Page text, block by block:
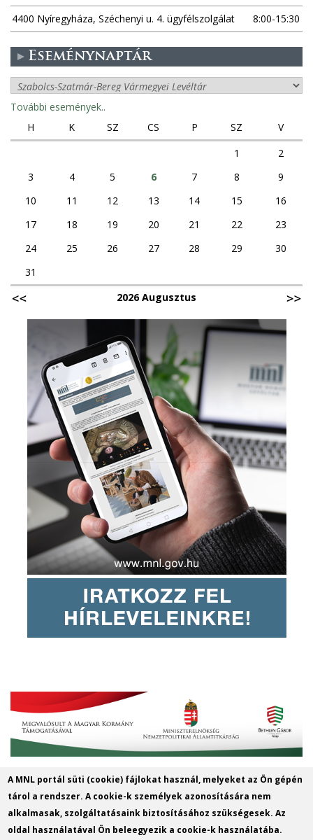
4400 Nyíregyháza, Széchenyi u. 4. ügyfélszolgálat
8:00-15:30
Eseménynaptár
További események..
H
K SZ CS P SZ
V
1
2
3
4 5 6 7 8
9
10
11 12 13 14 15
16
17
18 19 20 21 22
23
24
25 26 27 28 29
30
31
2026 Augusztus
MNL Szabolcs-Szatmár-Bereg
Vármegyei Levéltára
Cím: 4400 Nyíregyháza, Széchenyi u. 4.
A MNL portál süti (cookie) fájlokat használ, melyeket az Ön gépén
tárol a rendszer. A cookie-k személyek azonosítására nem
alkalmasak, szolgáltatásaink biztosításához szükségesek. Az
oldal használatával Ön beleegyezik a cookie-k használatába.